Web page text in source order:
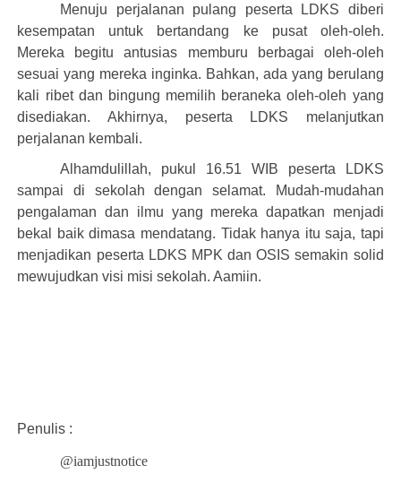
Menuju perjalanan pulang peserta LDKS diberi
kesempatan untuk bertandang ke pusat oleh-oleh.
Mereka begitu antusias memburu berbagai oleh-oleh
sesuai yang mereka inginka. Bahkan, ada yang berulang
kali ribet dan bingung memilih beraneka oleh-oleh yang
disediakan. Akhirnya, peserta LDKS melanjutkan
perjalanan kembali.
Alhamdulillah, pukul 16.51 WIB peserta LDKS
sampai di sekolah dengan selamat. Mudah-mudahan
pengalaman dan ilmu yang mereka dapatkan menjadi
bekal baik dimasa mendatang. Tidak hanya itu saja, tapi
menjadikan peserta LDKS MPK dan OSIS semakin solid
mewujudkan visi misi sekolah.Aamiin.
Penulis :
@iamjustnotice
Pesan/Pertanyaan
Pesan ini akan dikirim melalui Whatsapp